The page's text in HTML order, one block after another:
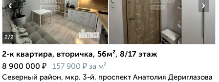
2/2
‹ ›
2-к квартира, вторичка, 56м², 8/17 этаж
8 900 000 ₽ 157 900 ₽ за м²
Северный район, мкр. 3-й, проспект Анатолия Дериглазова